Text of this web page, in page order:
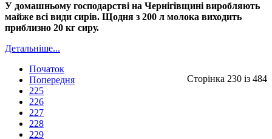
У домашньому господарстві на Чернігівщині виробляють
майже всі види сирів. Щодня з 200 л молока виходить
приблизно 20 кг сиру.
Детальніше...
Сторінка 230 із 484
Початок
Попередня
225
226
227
228
229